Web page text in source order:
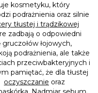
kosmetyku, który
podrażnienia oraz silnie
tłustej i trądzikowej
zadbają o odpowiedni
łojowych,
podrażnienia, ale także
przeciwbakteryjnych i
pamiętać, że dla tłustej
oczyszczanie oraz